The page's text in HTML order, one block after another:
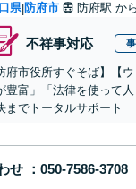
県|防府市 防府駅 か
不祥事対応
府市役所すぐそば】【
豊富」「法律を使って
までトータルサポート
せ